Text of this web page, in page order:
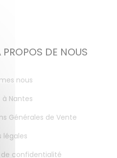
PROPOS DE NOUS
nous
Nantes
Générales de Vente
légales
de confidentialité